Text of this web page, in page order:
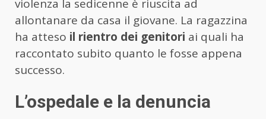
violenza la sedicenne è riuscita ad
allontanare da casa il giovane. La ragazzina
ha atteso il rientro dei genitori ai quali ha
raccontato subito quanto le fosse appena
successo.
L’ospedale e la denuncia